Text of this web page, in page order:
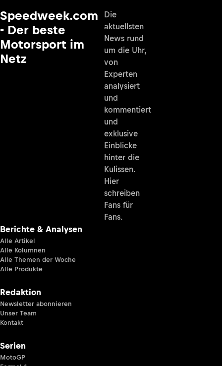
Speedweek.com
- Der beste
Motorsport im
Netz
Die
aktuellsten
News rund
um die Uhr,
von
Experten
analysiert
und
kommentiert
und
exklusive
Einblicke
hinter die
Kulissen.
Hier
schreiben
Fans für
Fans.
Berichte & Analysen
Alle Artikel
Alle Kolumnen
Alle Themen der Woche
Alle Produkte
Redaktion
Newsletter abonnieren
Unser Team
Kontakt
Serien
MotoGP